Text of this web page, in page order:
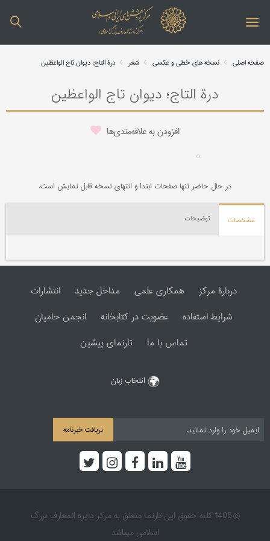
صفحه اصلی نسخه های خطی و عکسی شعر درة التاج؛ دیوان تاج الواعظین
درة التاج؛ دیوان تاج الواعظین
افزودن به علاقه‌مندی‌ها
در حال حاضر تنها صفحات ابتدا و انتهای نسخه قابل نمایش است.
مشخصات توضیحات
دربارۀ مرکز همکاری علمی مداخل جدید
انتشارات
شرایط استفاده
عضویت در کتابخانه
انجمن حامیان
تماس با ما
تارنمای پیشین
انتخاب زبان
دریافت خبرنامه
© 1405 کلیه حقوق این تارنما متعلق به مرکز دایره المعارف بزرگ
اسلامی میباشد